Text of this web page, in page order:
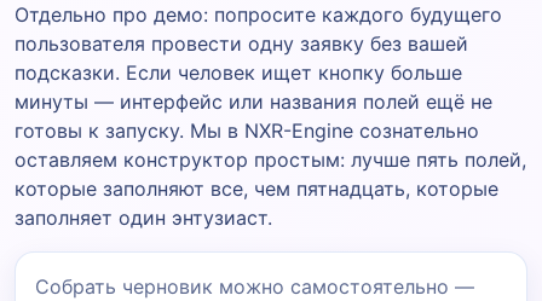
Отдельно про демо: попросите каждого будущего
пользователя провести одну заявку без вашей
подсказки. Если человек ищет кнопку больше
минуты — интерфейс или названия полей ещё не
готовы к запуску. Мы в NXR-Engine сознательно
оставляем конструктор простым: лучше пять полей,
которые заполняют все, чем пятнадцать, которые
заполняет один энтузиаст.
Собрать черновик можно самостоятельно —